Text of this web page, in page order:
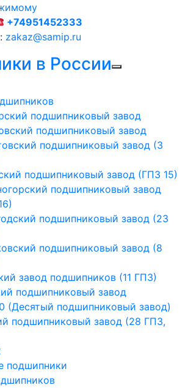
+74951452333
zakaz@samip.ru
в России
подшипниковый завод
подшипниковый завод
подшипниковый завод (3
подшипниковый завод (ГПЗ 15)
подшипниковый завод
подшипниковый завод (23
подшипниковый завод (8
завод подшипников (11 ГПЗ)
подшипниковый завод
(Десятый подшипниковый завод)
подшипниковый завод (28 ГПЗ,
подшипники